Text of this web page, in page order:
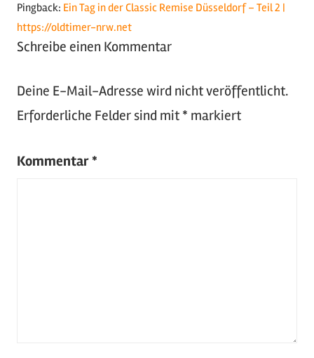
Pingback: Ein Tag in der Classic Remise Düsseldorf – Teil 2 |
https://oldtimer-nrw.net
Schreibe einen Kommentar
Deine E-Mail-Adresse wird nicht veröffentlicht.
Erforderliche Felder sind mit * markiert
Kommentar *